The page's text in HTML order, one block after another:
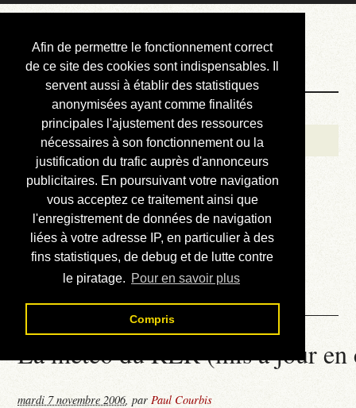
Afin de permettre le fonctionnement correct
de ce site des cookies sont indispensables. Il
servent aussi à établir des statistiques
anonymisées ayant comme finalités
principales l'ajustement des ressources
nécessaires à son fonctionnement ou la
justification du trafic auprès d'annonceurs
publicitaires. En poursuivant votre navigation
vous acceptez ce traitement ainsi que
l'enregistrement de données de navigation
liées à votre adresse IP, en particulier à des
fins statistiques, de debug et de lutte contre
le piratage. Pour en savoir plus
Compris
Courbis, « LE »
Blog Officiel
Bienvenue
Réalisations
Divers (et d’été)
Annonces
Liens externes
Téléchargement
Contact
La météo du RER (mis à jour
mardi 7 novembre 2006,parPaul Courbis